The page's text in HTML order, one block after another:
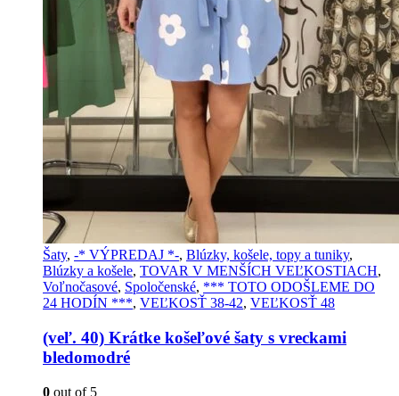
Šaty, -* VÝPREDAJ *-, Blúzky, košele, topy a tuniky,
Blúzky a košele, TOVAR V MENŠÍCH VEĽKOSTIACH,
Voľnočasové, Spoločenské, *** TOTO ODOŠLEME DO
24 HODÍN ***, VEĽKOSŤ 38-42, VEĽKOSŤ 48
(veľ. 40) Krátke košeľové šaty s vreckami
bledomodré
0 out of 5